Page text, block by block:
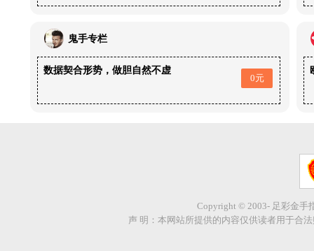
鬼手专栏
数据契合形势，做胆自然不虚
0元
Copyright © 2003- 足彩金手
声 明：本网站所提供的内容仅供读者用于合